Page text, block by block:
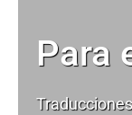
Para